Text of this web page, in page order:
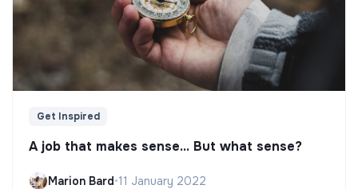
Get Inspired
A job that makes sense... But what sense?
Marion Bard•11 January 2022